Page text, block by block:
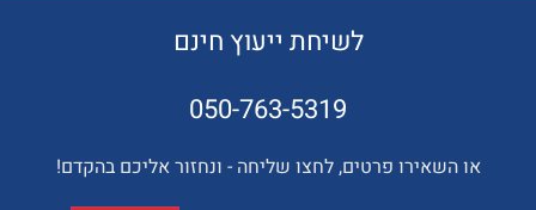
לשיחת ייעוץ חינם
050-763-5319
פרטים, לחצו שליחה - ונחזור אליכם בהקדם!